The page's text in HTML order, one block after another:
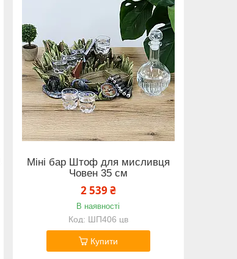
Міні бар Штоф для мисливця
Човен 35 см
2 539 ₴
В наявності
ШП406 цв
Купити